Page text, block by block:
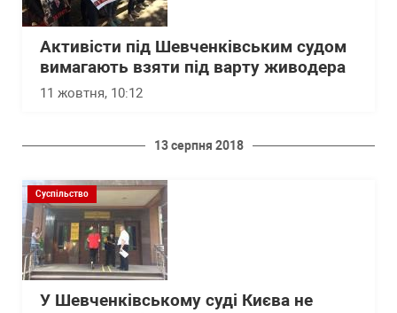
Активісти під Шевченківським судом
вимагають взяти під варту живодера
11 жовтня, 10:12
13 серпня 2018
Суспільство
У Шевченківському суді Києва не